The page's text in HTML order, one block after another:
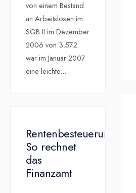
von einem Bestand
an Arbeitslosen im
SGB II im Dezember
2006 von 3.572
war im Januar 2007
eine leichte...
Rentenbesteuerung:
So rechnet
das
Finanzamt